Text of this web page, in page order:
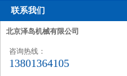
联系我们
北京泽岛机械有限公司
咨询热线：
13801364105